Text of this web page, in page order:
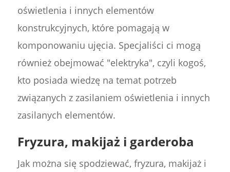
oświetlenia i innych elementów
konstrukcyjnych, które pomagają w
komponowaniu ujęcia. Specjaliści ci mogą
również obejmować "elektryka", czyli kogoś,
kto posiada wiedzę na temat potrzeb
związanych z zasilaniem oświetlenia i innych
zasilanych elementów.
Fryzura, makijaż i garderoba
Jak można się spodziewać, fryzura, makijaż i